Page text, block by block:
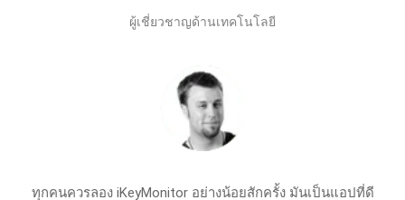
ผู้เชี่ยวชาญด้านเทคโนโลยี
ทุกคนควรลอง iKeyMonitor อย่างน้อยสักครั้ง มันเป็นแอปที่ดี